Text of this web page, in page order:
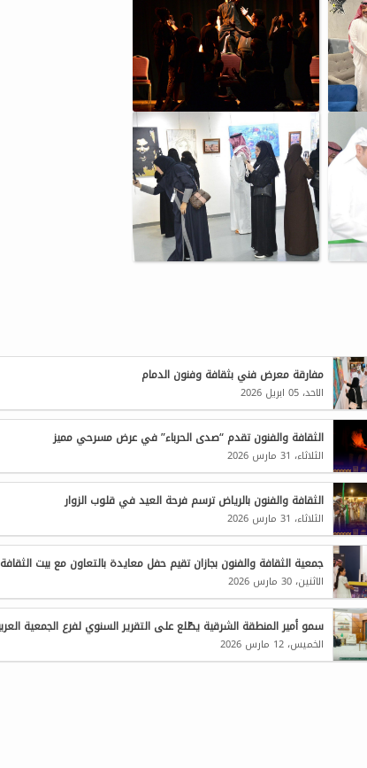
مفارقة معرض فني بثقافة وفنون الدمام
الاحد، 05 ابريل 2026
الثقافة والفنون تقدم “صدى الحرباء” في عرض مسرحي مميز
الثلاثاء، 31 مارس 2026
الثقافة والفنون بالرياض ترسم فرحة العيد في قلوب الزوار
الثلاثاء، 31 مارس 2026
جمعية الثقافة والفنون بجازان تقيم حفل معايدة بالتعاون مع بيت الثقافة
الاثنين، 30 مارس 2026
الخميس، 12 مارس 2026